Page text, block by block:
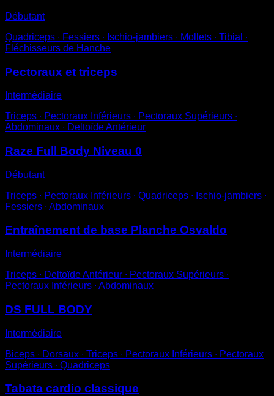
Débutant
Quadriceps ∙ Fessiers ∙ Ischio-jambiers ∙ Mollets ∙ Tibial ∙
Fléchisseurs de Hanche
Pectoraux et triceps
Intermédiaire
Triceps ∙ Pectoraux Inférieurs ∙ Pectoraux Supérieurs ∙
Abdominaux ∙ Deltoïde Antérieur
Raze Full Body Niveau 0
Débutant
Triceps ∙ Pectoraux Inférieurs ∙ Quadriceps ∙ Ischio-jambiers ∙
Fessiers ∙ Abdominaux
Entraînement de base Planche Osvaldo
Intermédiaire
Triceps ∙ Deltoïde Antérieur ∙ Pectoraux Supérieurs ∙
Pectoraux Inférieurs ∙ Abdominaux
DS FULL BODY
Intermédiaire
Biceps ∙ Dorsaux ∙ Triceps ∙ Pectoraux Inférieurs ∙ Pectoraux
Supérieurs ∙ Quadriceps
Tabata cardio classique